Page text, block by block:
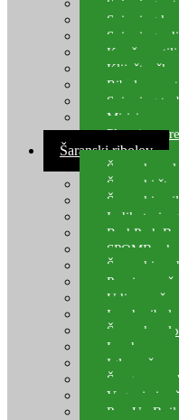
Spinning
Spinning
Spinning
Kopče,
Kliješta,
Ribolov
Spinning
Mirisi za
Plovci za
Šaranski ribolov
Šaranske role
Šaranski
Šaranski
Indikatori
Rod Pod,
SPOMB
Šaranski
Pernice za
Udice za
Izrada
Šaranska
Leadcore
Igle za
Špage,
Vaganje i
Pop Up